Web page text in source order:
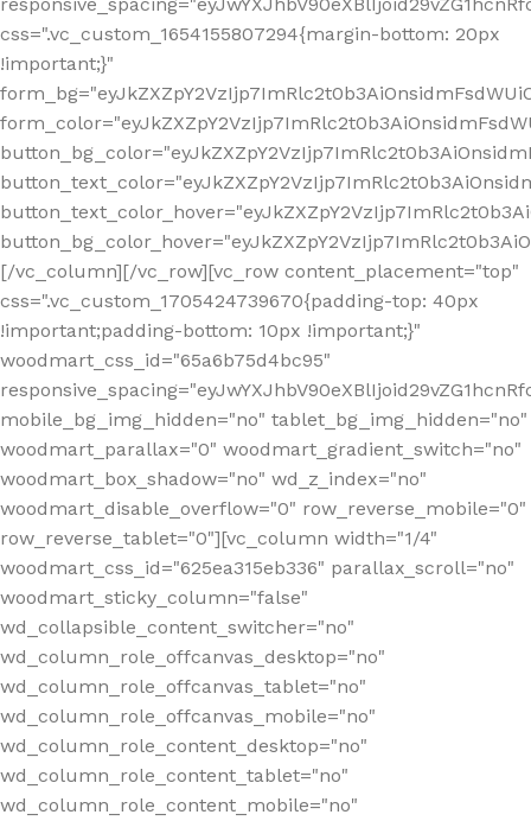
css=".vc_custom_1654155807294{margin-bottom: 20px
!important;}"
[/vc_column][/vc_row][vc_row content_placement="top"
css=".vc_custom_1705424739670{padding-top: 40px
!important;padding-bottom: 10px !important;}"
woodmart_css_id="65a6b75d4bc95"
mobile_bg_img_hidden="no" tablet_bg_img_hidden="no"
woodmart_parallax="0" woodmart_gradient_switch="no"
woodmart_box_shadow="no" wd_z_index="no"
woodmart_disable_overflow="0" row_reverse_mobile="0"
row_reverse_tablet="0"][vc_column width="1/4"
woodmart_css_id="625ea315eb336" parallax_scroll="no"
woodmart_sticky_column="false"
wd_collapsible_content_switcher="no"
wd_column_role_offcanvas_desktop="no"
wd_column_role_offcanvas_tablet="no"
wd_column_role_offcanvas_mobile="no"
wd_column_role_content_desktop="no"
wd_column_role_content_tablet="no"
wd_column_role_content_mobile="no"